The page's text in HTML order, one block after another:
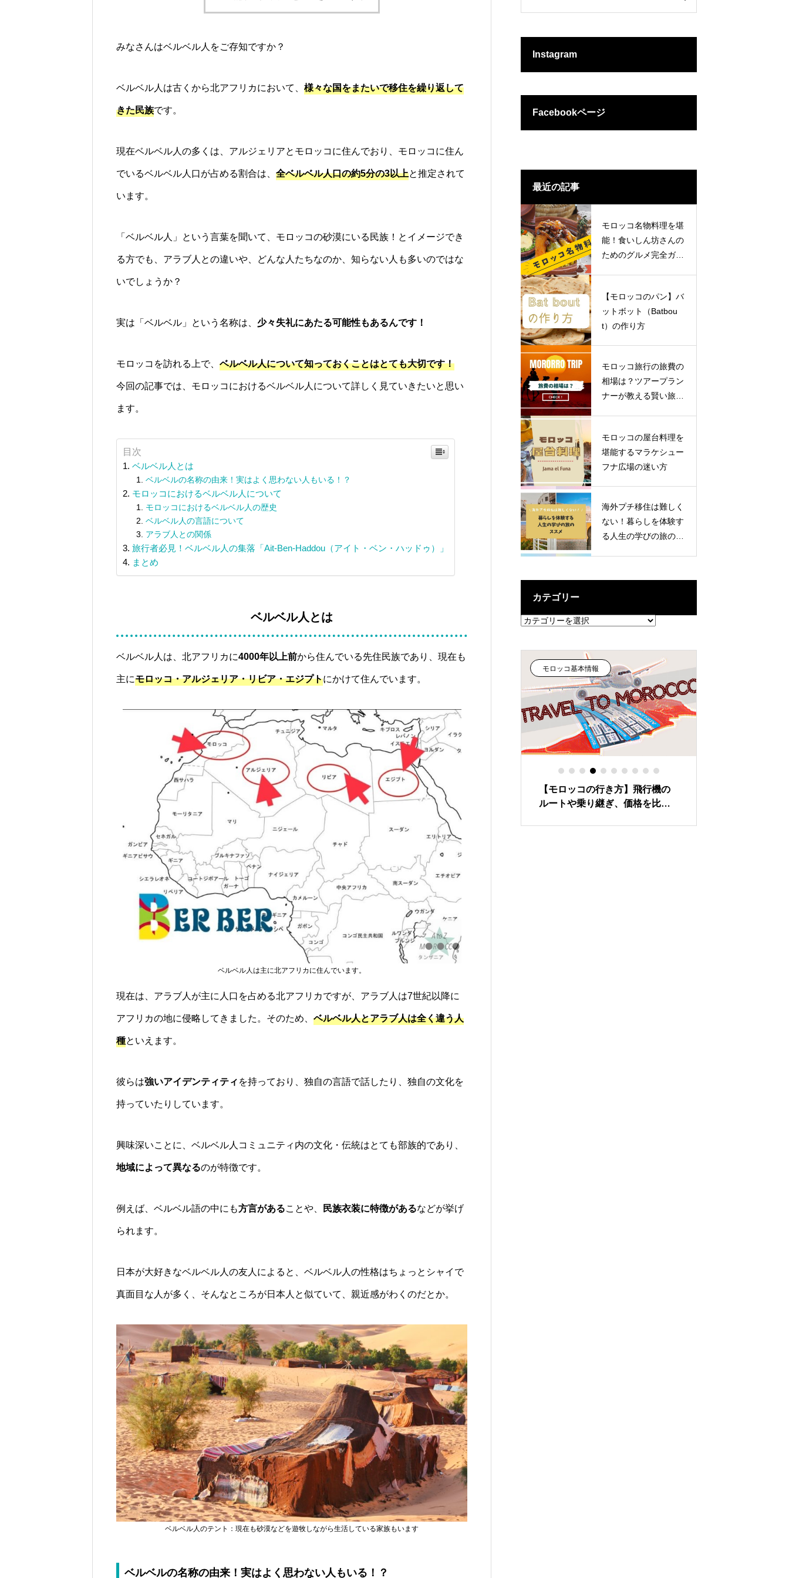
みなさんはベルベル人をご存知ですか？
ベルベル人は古くから北アフリカにおいて、 様々な国をまたいで移住を繰り返して
きた民族です。
現在ベルベル人の多くは、アルジェリアとモロッコに住んでおり、モロッコに住ん
でいるベルベル人口が占める割合は、 全ベルベル人口の約5分の3以上と推定されて
います。
「ベルベル人」という言葉を聞いて、モロッコの砂漠にいる民族！とイメージでき
る方でも、アラブ人との違いや、どんな人たちなのか、知らない人も多いのではな
いでしょうか？
実は「ベルベル」という名称は、 少々失礼にあたる可能性もあるんです！
モロッコを訪れる上で、 ベルベル人について知っておくことはとても大切です！
今回の記事では、モロッコにおけるベルベル人について詳しく見ていきたいと思い
ます。
目次
ベルベル人とは
ベルベルの名称の由来！実はよく思わない人もいる！？
モロッコにおけるベルベル人について
モロッコにおけるベルベル人の歴史
ベルベル人の言語について
アラブ人との関係
旅行者必見！ベルベル人の集落「Ait-Ben-Haddou（アイト・ベン・ハッドゥ）」
まとめ
ベルベル人とは
ベルベル人は、北アフリカに4000年以上前から住んでいる先住民族であり、現在も
主にモロッコ・アルジェリア・リビア・エジプトにかけて住んでいます。
ベルベル人は主に北アフリカに住んでいます。
現在は、アラブ人が主に人口を占める北アフリカですが、アラブ人は7世紀以降に
アフリカの地に侵略してきました。そのため、 ベルベル人とアラブ人は全く違う人
種といえます。
彼らは強いアイデンティティ を持っており、独自の言語で話したり、独自の文化を
持っていたりしています。
興味深いことに、ベルベル人コミュニティ内の文化・伝統はとても部族的であり、
地域によって異なるのが特徴です。
例えば、ベルベル語の中にも方言があることや、 民族衣装に特徴があるなどが挙げ
られます。
日本が大好きなベルベル人の友人によると、ベルベル人の性格はちょっとシャイで
真面目な人が多く、そんなところが日本人と似ていて、親近感がわくのだとか。
ベルベル人のテント：現在も砂漠などを遊牧しながら生活している家族もいます
ベルベルの名称の由来！実はよく思わない人もいる！？
Instagram
Facebookページ
最近の記事
モロッコ名物料理を堪
能！食いしん坊さんの
ためのグルメ完全ガイ
【モロッコのパン】バ
ットボット（Batbou
t）の作り方
モロッコ旅行の旅費の
相場は？ツアープラン
ナーが教える賢い旅の
モロッコの屋台料理を
堪能するマラケシュー
フナ広場の迷い方
海外プチ移住は難しく
ない！暮らしを体験す
る人生の学びの旅のス
カテゴリー
カ
テ
ー
モロッコ旅行の旅費の相場は？
ツアープランナーが教える賢い
旅のススメ
ハラールフードショップは日本
人でも楽しめる！｜通販サイト
もOPEN
モロッコ基本情報
【モロッコの行き方】飛行機の
ルートや乗り継ぎ、価格を比